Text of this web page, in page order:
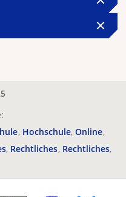
Hochschule Online
Rechtliches Rechtliches